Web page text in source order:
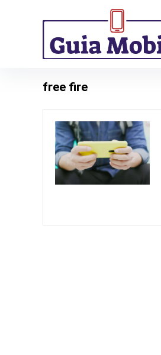
free fire